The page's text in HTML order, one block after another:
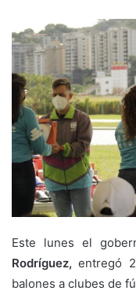
Este lunes el
Rodríguez, entregó
balones a clubes de